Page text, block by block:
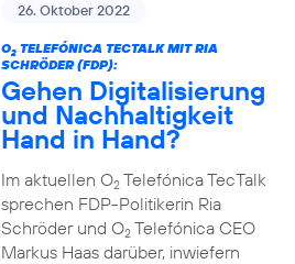
26. Oktober 2022
O2TELEFÓNICA TECTALK MIT RIA
SCHRÖDER (FDP):
Gehen Digitalisierung
und Nachhaltigkeit
Hand in Hand?
Im aktuellen O2Telefónica TecTalk
sprechen FDP-Politikerin Ria
Schröder und O2Telefónica CEO
Markus Haas darüber, inwiefern